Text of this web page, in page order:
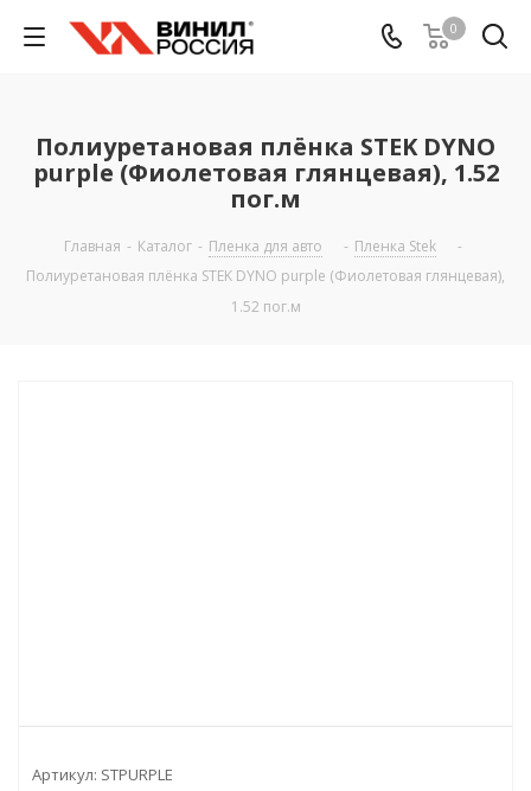
0
Полиуретановая плёнка STEK DYNO
purple (Фиолетовая глянцевая), 1.52
пог.м
Главная - Каталог - Пленка для авто - Пленка Stek
-
Полиуретановая плёнка STEK DYNO purple (Фиолетовая глянцевая),
1.52 пог.м
Артикул: STPURPLE